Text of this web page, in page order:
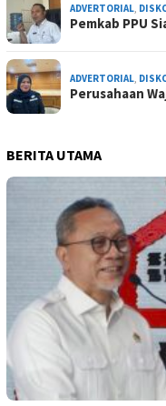
ADVERTORIAL
Pemkab PPU
ADVERTORIAL
Perusahaan
BERITA UTAMA